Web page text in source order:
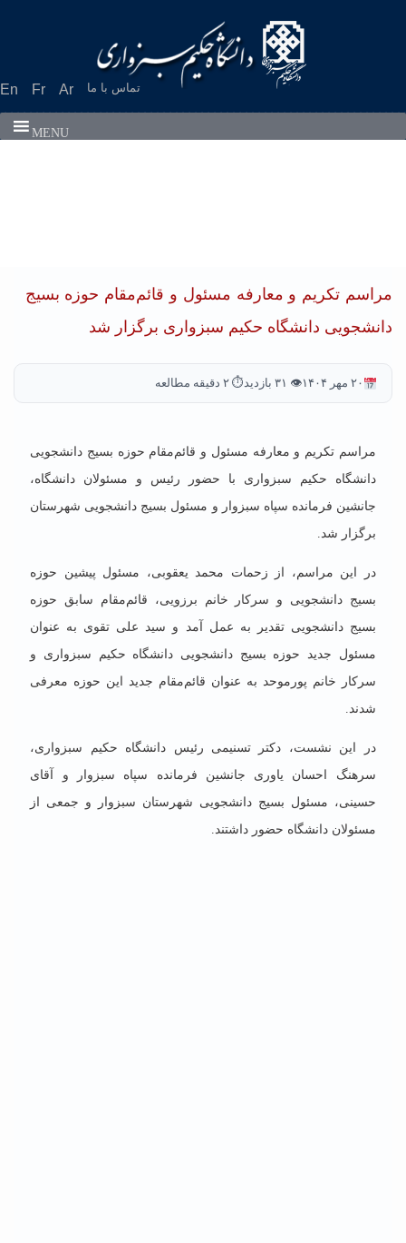
En Fr Ar تماس با ما
MENU
مراسم تکریم و معارفه مسئول و قائم‌مقام حوزه بسیج
دانشجویی دانشگاه حکیم سبزواری برگزار شد
۲۰ مهر ۱۴۰۴ 👁 ۳۱ بازدید ⏱ ۲ دقیقه مطالعه
مراسم تکریم و معارفه مسئول و قائم‌مقام حوزه بسیج دانشجویی
دانشگاه حکیم سبزواری با حضور رئیس و مسئولان دانشگاه،
جانشین فرمانده سپاه سبزوار و مسئول بسیج دانشجویی شهرستان
برگزار شد.
در این مراسم، از زحمات محمد یعقوبی، مسئول پیشین حوزه
بسیج دانشجویی و سرکار خانم برزویی، قائم‌مقام سابق حوزه
بسیج دانشجویی تقدیر به عمل آمد و سید علی تقوی به عنوان
مسئول جدید حوزه بسیج دانشجویی دانشگاه حکیم سبزواری و
سرکار خانم پورموحد به عنوان قائم‌مقام جدید این حوزه معرفی
شدند.
در این نشست، دکتر تسنیمی رئیس دانشگاه حکیم سبزواری،
سرهنگ احسان یاوری جانشین فرمانده سپاه سبزوار و آقای
حسینی، مسئول بسیج دانشجویی شهرستان سبزوار و جمعی از
مسئولان دانشگاه حضور داشتند.